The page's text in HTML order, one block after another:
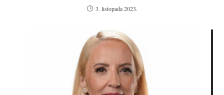
3. listopada 2023.